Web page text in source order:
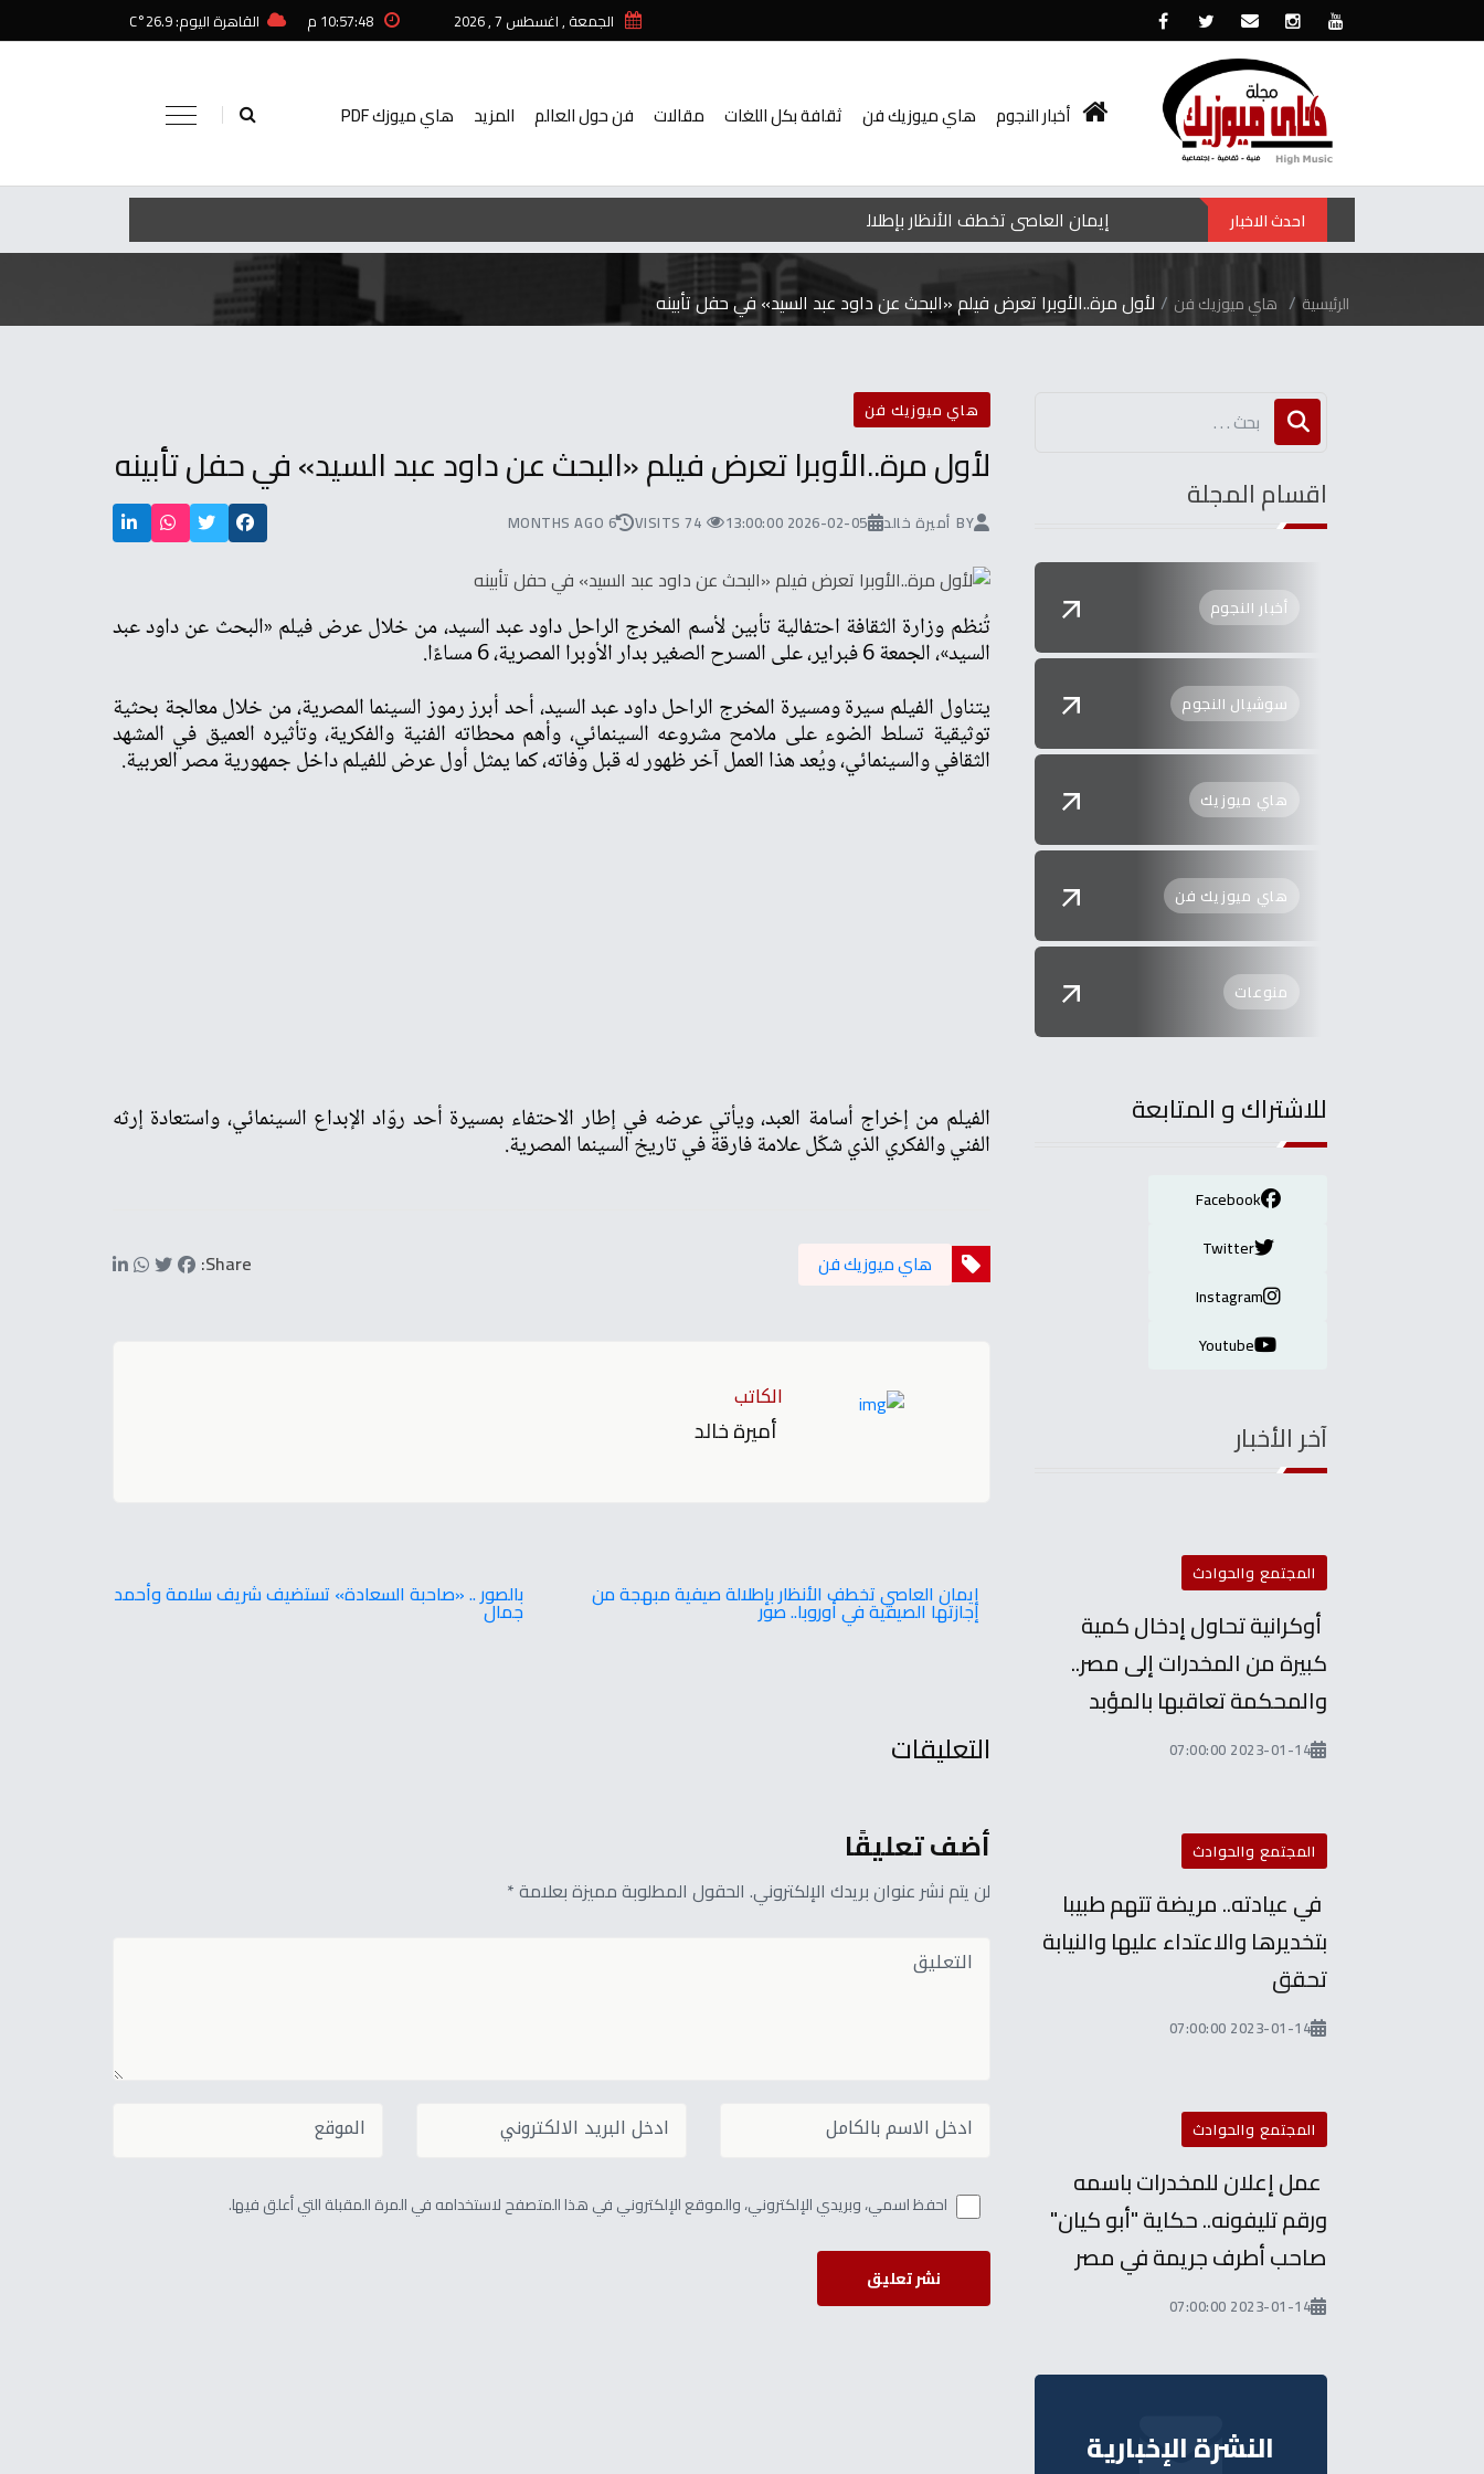
الجمعة , اغسطس 7 , 2026 10:57:48 م القاهرة اليوم: 26.9°C
أخبار النجوم هاي ميوزيك فن ثقافة بكل اللغات مقالات فن حول العالم المزيد هاي ميوزك PDF
إيمان العاصي تخطف الأنظار بإطلالة صيفية مبهجة من إجازتها الصيفية في أوروبا.. صور احدث الاخبار
الرئيسية هاي ميوزيك فن لأول مرة..الأوبرا تعرض فيلم «البحث عن داود عبد السيد» في حفل تأبينه
هاي ميوزيك فن
لأول مرة..الأوبرا تعرض فيلم «البحث عن داود عبد السيد» في حفل تأبينه
BY أميرة خالد 2026-02-05 13:00:00
74 VISITS
6 MONTHS AGO
تُنظم وزارة الثقافة احتفالية تأبين لأسم المخرج الراحل داود عبد السيد، من خلال عرض فيلم «البحث عن داود عبد
السيد»، الجمعة 6 فبراير، على المسرح الصغير بدار الأوبرا المصرية، 6 مساءًا.
يتناول الفيلم سيرة ومسيرة المخرج الراحل داود عبد السيد، أحد أبرز رموز السينما المصرية، من خلال معالجة بحثية
توثيقية تسلط الضوء على ملامح مشروعه السينمائي، وأهم محطاته الفنية والفكرية، وتأثيره العميق في المشهد
الثقافي والسينمائي، ويُعد هذا العمل آخر ظهور له قبل وفاته، كما يمثل أول عرض للفيلم داخل جمهورية مصر العربية.
الفيلم من إخراج أسامة العبد، ويأتي عرضه في إطار الاحتفاء بمسيرة أحد روّاد الإبداع السينمائي، واستعادة إرثه
الفني والفكري الذي شكّل علامة فارقة في تاريخ السينما المصرية.
هاي ميوزيك فن Share:
الكاتب
أميرة خالد
إيمان العاصي تخطف الأنظار بإطلالة صيفية مبهجة من
إجازتها الصيفية في أوروبا.. صور
بالصور .. «صاحبة السعادة» تستضيف شريف سلامة وأحمد
جمال
التعليقات
أضف تعليقًا
لن يتم نشر عنوان بريدك الإلكتروني. الحقول المطلوبة مميزة بعلامة *
احفظ اسمي، وبريدي الإلكتروني، والموقع الإلكتروني في هذا المتصفح لاستخدامه في المرة المقبلة التي أعلق فيها.
نشر تعليق
اقسام المجلة
أخبار النجوم
سوشيال النجوم
هاي ميوزيك
هاي ميوزيك فن
منوعات
للاشتراك و المتابعة
Facebook
Twitter
Instagram
Youtube
آخر الأخبار
المجتمع والحوادث
أوكرانية تحاول إدخال كمية
كبيرة من المخدرات إلى مصر..
والمحكمة تعاقبها بالمؤبد
2023-01-14 07:00:00
المجتمع والحوادث
في عيادته.. مريضة تتهم طبيبا
بتخديرها والاعتداء عليها والنيابة
تحقق
2023-01-14 07:00:00
المجتمع والحوادث
عمل إعلان للمخدرات باسمه
ورقم تليفونه.. حكاية "أبو كيان"
صاحب أطرف جريمة في مصر
2023-01-14 07:00:00
النشرة الإخبارية